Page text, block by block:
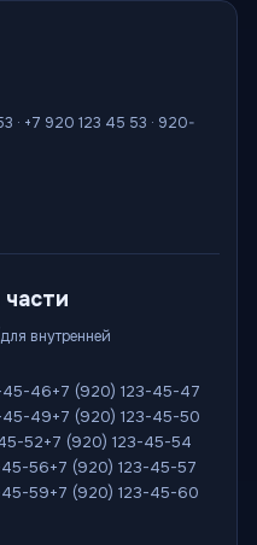
· +7 920 123 45 53 · 920-
внутренней
45-46+7 (920) 123-45-47
45-49+7 (920) 123-45-50
52+7 (920) 123-45-54
45-56+7 (920) 123-45-57
45-59+7 (920) 123-45-60